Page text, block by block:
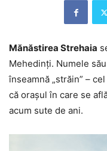
Mănăstirea Strehaia
Mehedinţi. Numele
înseamnă „străin” –
că oraşul în care se
acum sute de ani.